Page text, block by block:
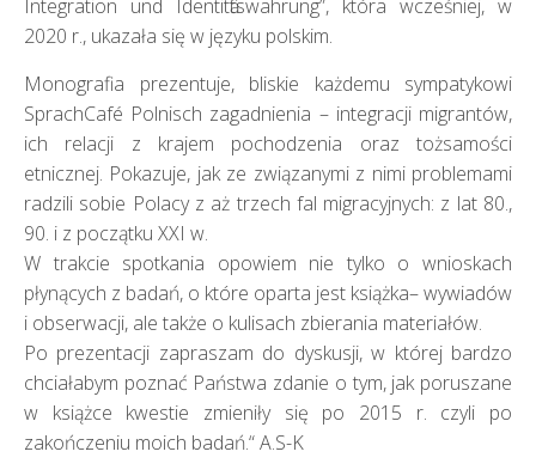
Integration und Identitӓtswahrung”, która wcześniej, w
2020 r., ukazała się w języku polskim.
Monografia prezentuje, bliskie każdemu sympatykowi
SprachCafé Polnisch zagadnienia – integracji migrantów,
ich relacji z krajem pochodzenia oraz tożsamości
etnicznej. Pokazuje, jak ze związanymi z nimi problemami
radzili sobie Polacy z aż trzech fal migracyjnych: z lat 80.,
90. i z początku XXI w.
W trakcie spotkania opowiem nie tylko o wnioskach
płynących z badań, o które oparta jest książka– wywiadów
i obserwacji, ale także o kulisach zbierania materiałów.
Po prezentacji zapraszam do dyskusji, w której bardzo
chciałabym poznać Państwa zdanie o tym, jak poruszane
w książce kwestie zmieniły się po 2015 r. czyli po
zakończeniu moich badań.“ A.S-K